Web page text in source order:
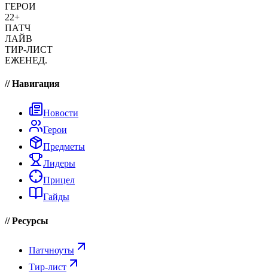
ГЕРОИ
22+
ПАТЧ
ЛАЙВ
ТИР-ЛИСТ
ЕЖЕНЕД.
// Навигация
Новости
Герои
Предметы
Лидеры
Прицел
Гайды
// Ресурсы
Патчноуты
Тир-лист